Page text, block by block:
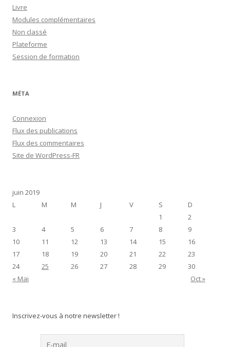
Livre
Modules complémentaires
Non classé
Plateforme
Session de formation
MÉTA
Connexion
Flux des publications
Flux des commentaires
Site de WordPress-FR
juin 2019
L
M M J V S
D
1
2
3
4 5 6 7 8
9
10
11 12 13 14 15
16
17
18 19 20 21 22
23
24
25 26 27 28 29
30
« Mai
Oct »
Inscrivez-vous à notre newsletter !